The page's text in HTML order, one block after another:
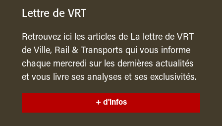
Lettre de VRT
Retrouvez ici les articles de La lettre de VRT
de Ville, Rail & Transports qui vous informe
chaque mercredi sur les dernières actualités
et vous livre ses analyses et ses exclusivités.
+ d'infos